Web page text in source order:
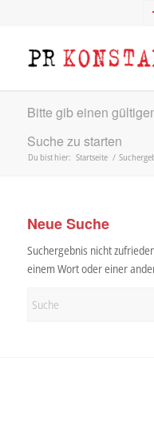
Bitte gib einen
Suche zu starten
Du bist hier: Startseite /
Neue Suche
Suchergebnis nicht
einem Wort oder einer